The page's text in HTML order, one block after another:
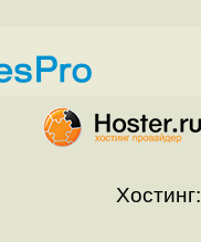
Хостинг: